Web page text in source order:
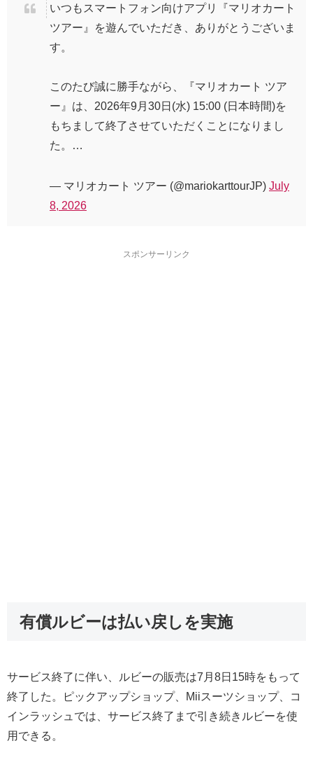
いつもスマートフォン向けアプリ『マリオカート
ツアー』を遊んでいただき、ありがとうございま
す。
このたび誠に勝手ながら、『マリオカート ツア
ー』は、2026年9月30日(水) 15:00 (日本時間)を
もちまして終了させていただくことになりまし
た。…
— マリオカート ツアー (@mariokarttourJP) July
8, 2026
スポンサーリンク
有償ルビーは払い戻しを実施
サービス終了に伴い、ルビーの販売は7月8日15時をもって
終了した。ピックアップショップ、Miiスーツショップ、コ
インラッシュでは、サービス終了まで引き続きルビーを使
用できる。